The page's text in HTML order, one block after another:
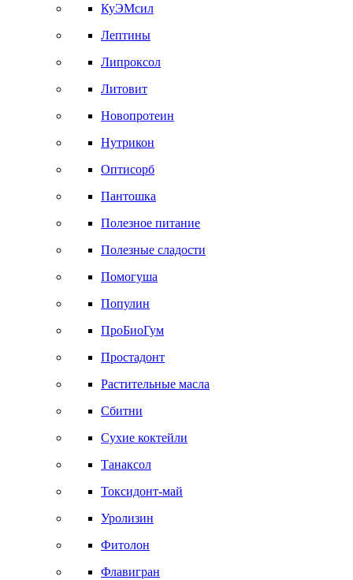
КуЭМсил
Лептины
Липроксол
Литовит
Новопротеин
Нутрикон
Оптисорб
Пантошка
Полезное питание
Полезные сладости
Помогуша
Популин
ПроБиоГум
Простадонт
Растительные масла
Сбитни
Сухие коктейли
Танаксол
Токсидонт-май
Уролизин
Фитолон
Флавигран